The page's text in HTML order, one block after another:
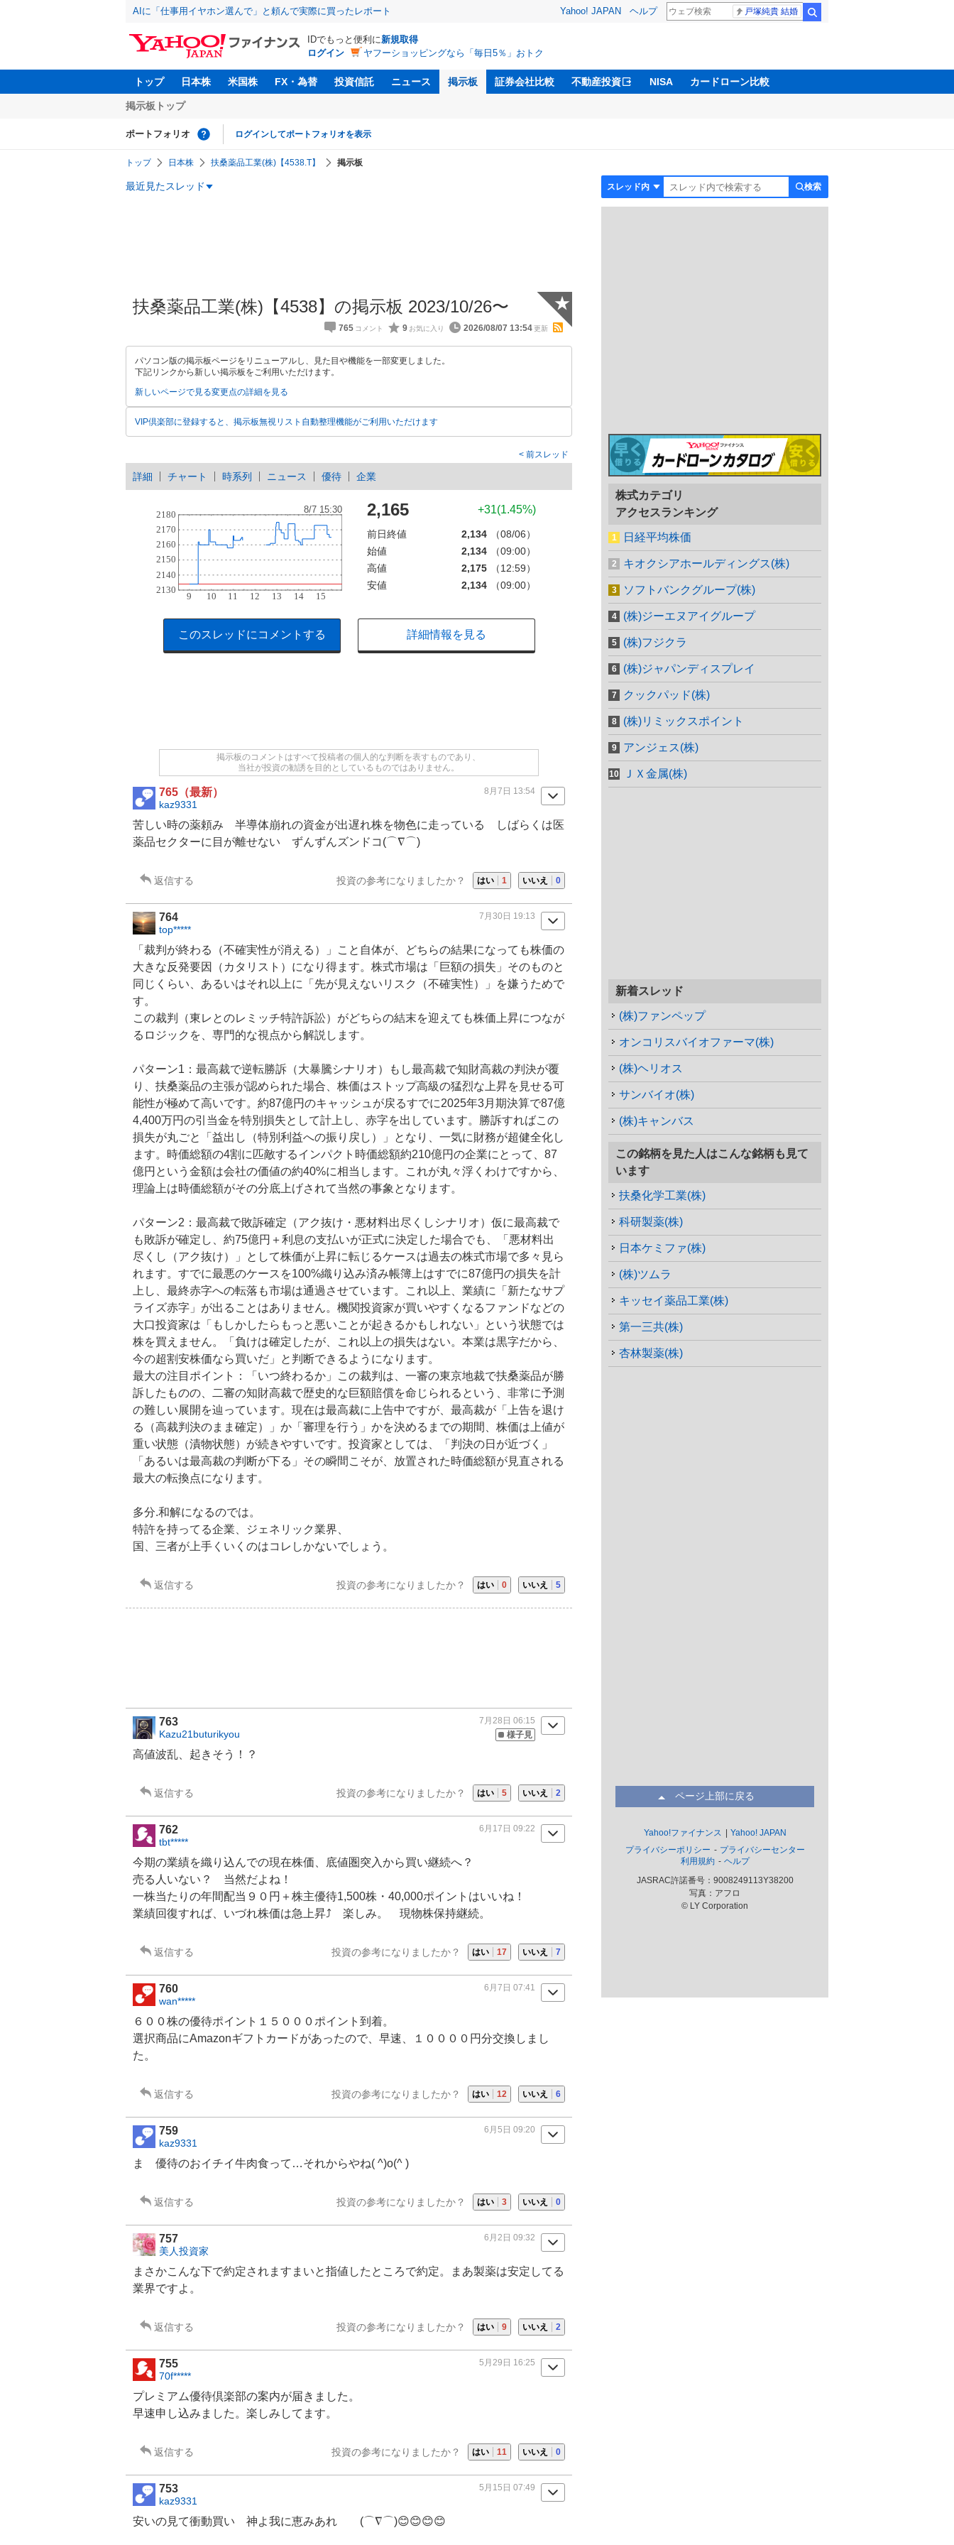
AIに「仕事用イヤホン選んで」と頼んで実際に買ったレポート Yahoo! JAPAN ヘルプ 戸塚純貴 結婚
IDでもっと便利に新規取得
ログイン
ヤフーショッピングなら「毎日5％」おトク
トップ 日本株 米国株 FX・為替 投資信託 ニュース 掲示板 証券会社比較 不動産投資 NISA カードローン比較
掲示板トップ
ポートフォリオ ログインしてポートフォリオを表示
トップ 日本株 扶桑薬品工業(株)【4538.T】 掲示板
最近見たスレッド 検索
扶桑薬品工業(株)【4538】の掲示板 2023/10/26〜
765 9 2026/08/07 13:54
★
パソコン版の掲示板ページをリニューアルし、見た目や機能を一部変更しました。
下記リンクから新しい掲示板をご利用いただけます。
新しいページで見る変更点の詳細を見る
VIP倶楽部に登録すると、掲示板無視リスト自動整理機能がご利用いただけます
前スレッド
詳細 チャート 時系列 ニュース 優待 企業
2,165 +31(1.45%)
前日終値 2,134
（08/06）
始値
2,134
（09:00）
高値
2,175
（12:59）
安値
2,134 （09:00）
このスレッドにコメントする 詳細情報を見る
掲示板のコメントはすべて投稿者の個人的な判断を表すものであり、
当社が投資の勧誘を目的としているものではありません。
765（最新）
kaz9331
8月7日 13:54
苦しい時の薬頼み 半導体崩れの資金が出遅れ株を物色に走っている しばらくは医
薬品セクターに目が離せない ずんずんズンドコ(⌒∇⌒)
返信する 投資の参考になりましたか？ はい 1 いいえ 0
764
top*****
7月30日 19:13
「裁判が終わる（不確実性が消える）」こと自体が、どちらの結果になっても株価の
大きな反発要因（カタリスト）になり得ます。 株式市場は「巨額の損失」そのものと
同じくらい、あるいはそれ以上に「先が見えないリスク（不確実性）」を嫌うためで
す。
この裁判（東レ とのレミッチ特許訴訟）がどちらの結末を迎えても株価上昇につなが
るロジックを、専門的な視点から解説します。
パターン1：最高裁で逆転勝訴（大暴騰シナリオ）もし最高裁で知財高裁の判決が覆
り、 扶桑薬品の主張が認められた場合、株価はストップ高級の猛烈な上昇を見せる可
能性が極めて高いです。約87億円のキャッシュが戻るすでに2025年3月期決算で87億
4,400万円の引当金を特別損失として計上し、赤字を出しています。勝訴すればこの
損失が丸ごと「益出し（特別利益への振り戻し）」となり、一気に財務が超健全化し
ます。時価総額の4割に匹敵するインパクト時価総額約210億円の企業にとって、87
億円という金額は会社の価値の約40%に相当します。これが丸々浮くわけですから、
理論上は時価総額がその分底上げされて当然の事象となります。
パターン2：最高裁で敗訴確定（アク抜け・悪材料出尽くしシナリオ）仮に最高裁で
も敗訴が確定し、約75億円＋利息の支払いが正式に決定した場合でも、「悪材料出
尽くし（アク抜け）」として株価が上昇に転じるケースは過去の株式市場で多々見ら
れます。すでに最悪のケースを100%織り込み済み帳簿上はすでに87億円の損失を計
上し、最終赤字への転落も市場は通過させています。これ以上、業績に「新たなサプ
ライズ赤字」が出ることはありません。機関投資家が買いやすくなるファンドなどの
大口投資家は「もしかしたらもっと悪いことが起きるかもしれない」という状態では
株を買えません。「負けは確定したが、これ以上の損失はない。本業は黒字だから、
今の超割安株価なら買いだ」と判断できるようになります。
最大の注目ポイント：「いつ終わるか」この裁判は、一審の東京地裁で扶桑薬品が勝
訴したものの、二審の知財高裁で歴史的な巨額賠償を命じられるという、非常に予測
の難しい展開を辿っています。現在は最高裁に上告中ですが、最高裁が「上告を退け
る（高裁判決のまま確定）」か「審理を行う」かを決めるまでの期間、株価は上値が
重い状態（漬物状態）が続きやすいです。投資家としては、「判決の日が近づく」
「あるいは最高裁の判断が下る」その瞬間こそが、放置された時価総額が見直される
最大の転換点になります。
多分.和解になるのでは。
特許を持ってる企業、ジェネリック業界、
国、三者が上手くいくのはコレしかないでしょう。
返信する 投資の参考になりましたか？ はい 0 いいえ 5
763
Kazu21buturikyou 様子見
7月28日 06:15
高値波乱、起きそう！？
返信する 投資の参考になりましたか？ はい 5 いいえ 2
762
tbt*****
6月17日 09:22
今期の業績を織り込んでの現在株価、底値圏突入から買い継続へ？
売る人いない？ 当然だよね！
一株当たりの年間配当９０円＋株主優待1,500株・40,000ポイントはいいね！
業績回復すれば、いづれ株価は急上昇⤴ 楽しみ。 現物株保持継続。
返信する 投資の参考になりましたか？ はい 17 いいえ 7
760
wan*****
6月7日 07:41
６００株の優待ポイント１５０００ポイント到着。
選択商品にAmazonギフトカードがあったので、早速、１００００円分交換しまし
た。
返信する 投資の参考になりましたか？ はい 12 いいえ 6
759
kaz9331
6月5日 09:20
ま 優待のおイチイ牛肉食って…それからやね( ^)o(^ )
返信する 投資の参考になりましたか？ はい 3 いいえ 0
757
美人投資家
6月2日 09:32
まさかこんな下で約定されますまいと指値したところで約定。まあ製薬は安定してる
業界ですよ。
返信する 投資の参考になりましたか？ はい 9 いいえ 2
755
70f*****
5月29日 16:25
プレミアム優待倶楽部の案内が届きました。
早速申し込みました。楽しみしてます。
返信する 投資の参考になりましたか？ はい 11 いいえ 0
753
kaz9331
5月15日 07:49
安いの見て衝動買い 神よ我に恵みあれ (⌒∇⌒)😊😊😊😊
株式カテゴリ
アクセスランキング
日経平均株価
キオクシアホールディングス(株)
ソフトバンクグループ(株)
(株)ジーエヌアイグループ
(株)フジクラ
(株)ジャパンディスプレイ
クックパッド(株)
(株)リミックスポイント
アンジェス(株)
ＪＸ金属(株)
新着スレッド
(株)ファンペップ
オンコリスバイオファーマ(株)
(株)ヘリオス
サンバイオ(株)
(株)キャンバス
この銘柄を見た人はこんな銘柄も見て
います
扶桑化学工業(株)
科研製薬(株)
日本ケミファ(株)
(株)ツムラ
キッセイ薬品工業(株)
第一三共(株)
杏林製薬(株)
ページ上部に戻る
Yahoo!ファイナンス
Yahoo! JAPAN
プライバシーポリシー
プライバシーセンター
利用規約
ヘルプ
JASRAC許諾番号：9008249113Y38200
写真：アフロ
© LY Corporation